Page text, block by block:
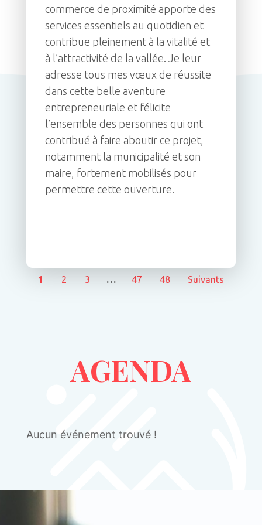
commerce de proximité apporte des
services essentiels au quotidien et
contribue pleinement à la vitalité et
à l’attractivité de la vallée. Je leur
adresse tous mes vœux de réussite
dans cette belle aventure
entrepreneuriale et félicite
l’ensemble des personnes qui ont
contribué à faire aboutir ce projet,
notamment la municipalité et son
maire, fortement mobilisés pour
permettre cette ouverture.
1 2 3 … 47 48 Suivants
AGENDA
Aucun événement trouvé !